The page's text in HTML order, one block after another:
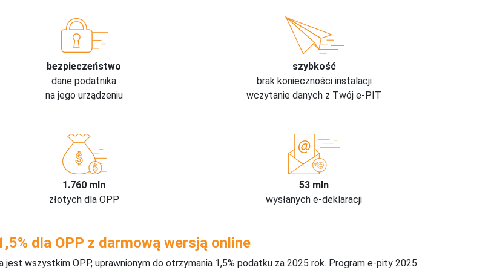
bezpieczeństwo
dane podatnika
na jego urządzeniu
szybkość
brak konieczności instalacji
wczytanie danych z Twój e-PIT
1.760 mln
złotych dla OPP
53 mln
wysłanych e-deklaracji
dla OPP z darmową wersją online
wszystkim OPP, uprawnionym do otrzymania 1,5% podatku za 2025 rok. Program e-pity 2025